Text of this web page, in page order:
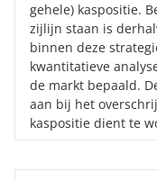
gehele) kaspositie.
zijlijn staan is
binnen deze
kwantitatieve
de markt bepaald.
aan bij het
kaspositie dient te